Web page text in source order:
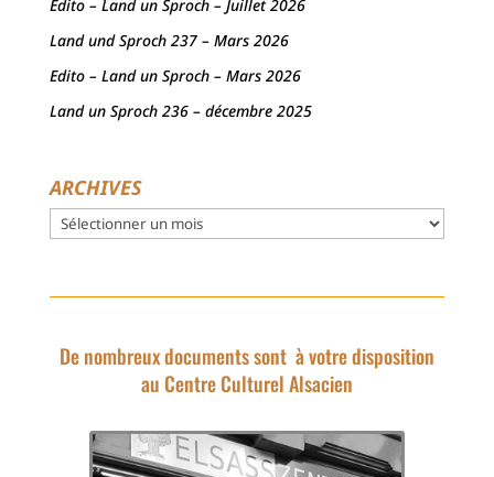
Edito – Land un Sproch – Juillet 2026
Land und Sproch 237 – Mars 2026
Edito – Land un Sproch – Mars 2026
Land un Sproch 236 – décembre 2025
ARCHIVES
Archives
De nombreux documents sont à votre disposition
au Centre Culturel Alsacien